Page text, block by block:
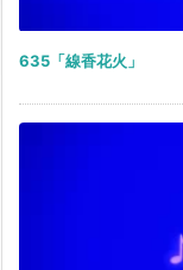
635「線香花火」